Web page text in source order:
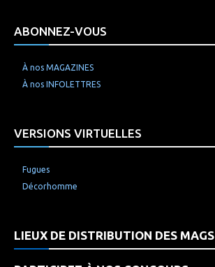
ABONNEZ-VOUS
À nos MAGAZINES
À nos INFOLETTRES
VERSIONS VIRTUELLES
Fugues
Décorhomme
LIEUX DE DISTRIBUTION DES MAGS